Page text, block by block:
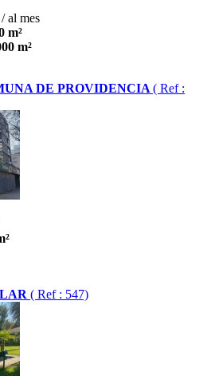
/ al mes
m²
m²
DE PROVIDENCIA ( Ref :
( Ref : 547)